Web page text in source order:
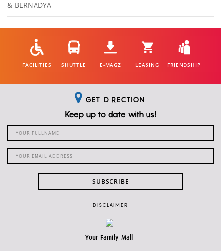
& BERNADYA
FACILITIES SHUTTLE E-MAGZ LEASING FRIENDSHIP
GET DIRECTION
Keep up to date with us!
SUBSCRIBE
DISCLAIMER
Your Family Mall